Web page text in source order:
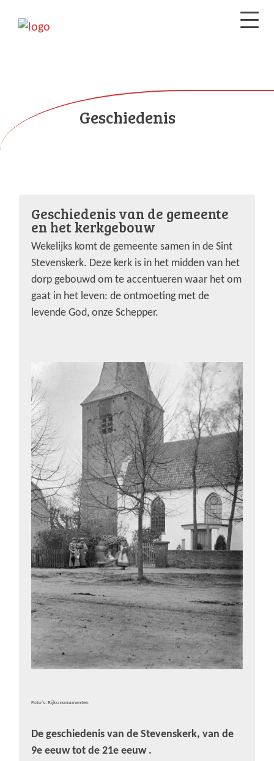
Geschiedenis
Geschiedenis van de gemeente
en het kerkgebouw
Wekelijks komt de gemeente samen in de Sint
Stevenskerk. Deze kerk is in het midden van het
dorp gebouwd om te accentueren waar het om
gaat in het leven: de ontmoeting met de
levende God, onze Schepper.
Foto's: Rijksmonumenten
De geschiedenis van de Stevenskerk, van de
9e eeuw tot de 21e eeuw .